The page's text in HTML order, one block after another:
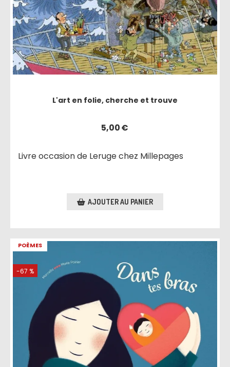
L'art en folie, cherche et trouve
5,00€
Livre occasion de Leruge chez Millepages
AJOUTER AU PANIER
POÈMES
-67 %